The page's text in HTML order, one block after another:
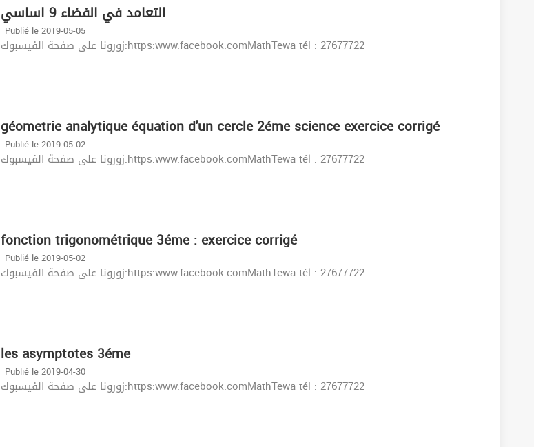
التعامد في الفضاء 9 اساسي
Publié le 2019-05-05
زورونا على صفحة الفيسبوك:https:www.facebook.comMathTewa tél : 27677722
géometrie analytique équation d'un cercle 2éme science exercice corrigé
Publié le 2019-05-02
زورونا على صفحة الفيسبوك:https:www.facebook.comMathTewa tél : 27677722
fonction trigonométrique 3éme : exercice corrigé
Publié le 2019-05-02
زورونا على صفحة الفيسبوك:https:www.facebook.comMathTewa tél : 27677722
les asymptotes 3éme
Publié le 2019-04-30
زورونا على صفحة الفيسبوك:https:www.facebook.comMathTewa tél : 27677722